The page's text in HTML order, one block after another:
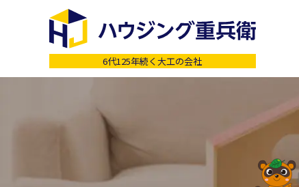
6代125年続く大工の会社